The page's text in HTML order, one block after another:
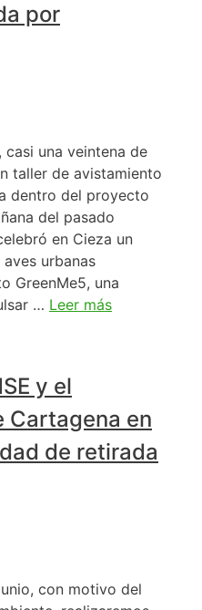
por
casi una veintena de
taller de avistamiento
dentro del proyecto
del pasado
en Cieza un
urbanas
GreenMe5, una
… Leer más
y el
Cartagena en
de retirada
con motivo del